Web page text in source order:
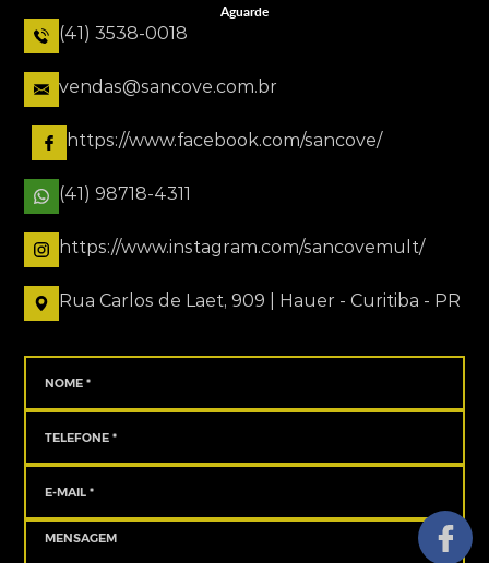
(41) 3538-0018
vendas@sancove.com.br
https://www.facebook.com/sancove/
(41) 98718-4311
https://www.instagram.com/sancovemult/
Rua Carlos de Laet, 909 | Hauer - Curitiba - PR
Aguarde